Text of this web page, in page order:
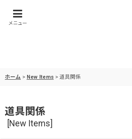
メニュー
ホーム > New Items > 道具関係
道具関係
New Items